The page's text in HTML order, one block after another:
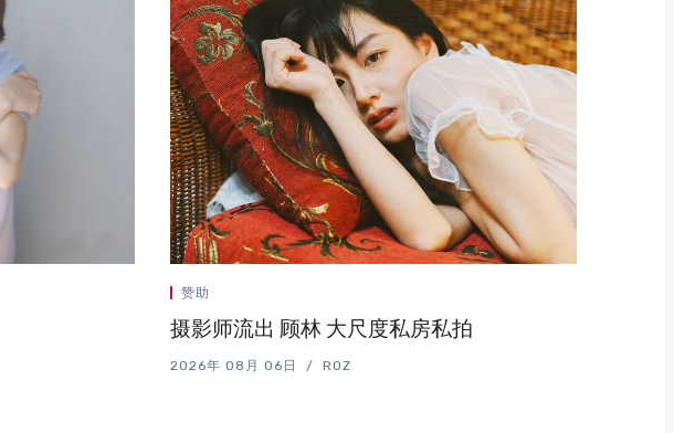
赞助
摄影师流出 顾林 大尺度私房私拍
2026年 08月 06日 ROZ